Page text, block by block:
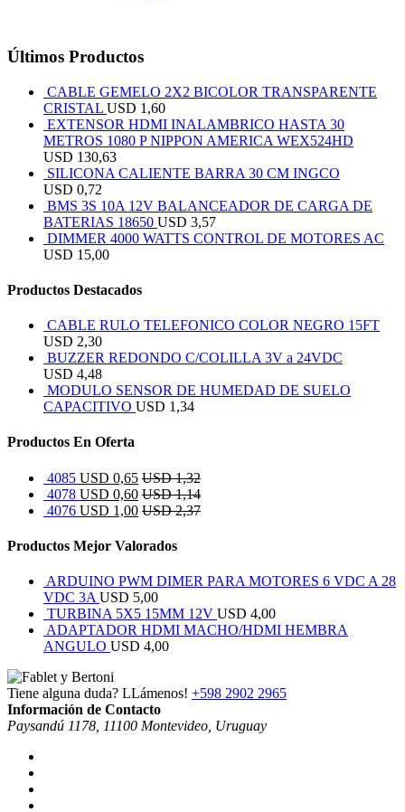
Últimos Productos
CABLE GEMELO 2X2 BICOLOR TRANSPARENTE
CRISTAL USD 1,60
EXTENSOR HDMI INALAMBRICO HASTA 30
METROS 1080 P NIPPON AMERICA WEX524HD
USD 130,63
SILICONA CALIENTE BARRA 30 CM INGCO
USD 0,72
BMS 3S 10A 12V BALANCEADOR DE CARGA DE
BATERIAS 18650 USD 3,57
DIMMER 4000 WATTS CONTROL DE MOTORES AC
USD 15,00
Productos Destacados
CABLE RULO TELEFONICO COLOR NEGRO 15FT
USD 2,30
BUZZER REDONDO C/COLILLA 3V a 24VDC
USD 4,48
MODULO SENSOR DE HUMEDAD DE SUELO
CAPACITIVO USD 1,34
Productos En Oferta
4085 USD 0,65 USD1,32
4078 USD 0,60 USD1,14
4076 USD 1,00 USD2,37
Productos Mejor Valorados
ARDUINO PWM DIMER PARA MOTORES 6 VDC A 28
VDC 3A USD 5,00
TURBINA 5X5 15MM 12V USD 4,00
ADAPTADOR HDMI MACHO/HDMI HEMBRA
ANGULO USD 4,00
Tiene alguna duda? LLámenos! +598 2902 2965
Información de Contacto
Paysandú 1178, 11100 Montevideo, Uruguay